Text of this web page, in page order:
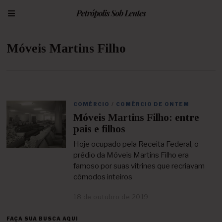
Móveis Martins Filho
COMÉRCIO / COMÉRCIO DE ONTEM
Móveis Martins Filho: entre
pais e filhos
Hoje ocupado pela Receita Federal, o
prédio da Móveis Martins Filho era
famoso por suas vitrines que recriavam
cômodos inteiros
FAÇA SUA BUSCA AQUI